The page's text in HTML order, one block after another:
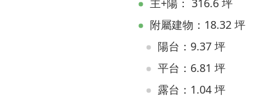
主+陽： 316.6 坪
附屬建物：18.32 坪
陽台：9.37 坪
平台：6.81 坪
露台：1.04 坪